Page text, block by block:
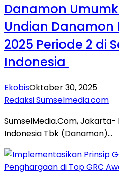
Danamon
Undian Danamon
2025 Periode 2 di
Indonesia
EkobisOktober 30, 2025
Redaksi Sumselmedia.com
SumselMedia.Com, Jakarta-
Indonesia Tbk (Danamon)…